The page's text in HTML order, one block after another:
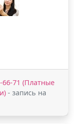
66-71 (Платные
- запись на